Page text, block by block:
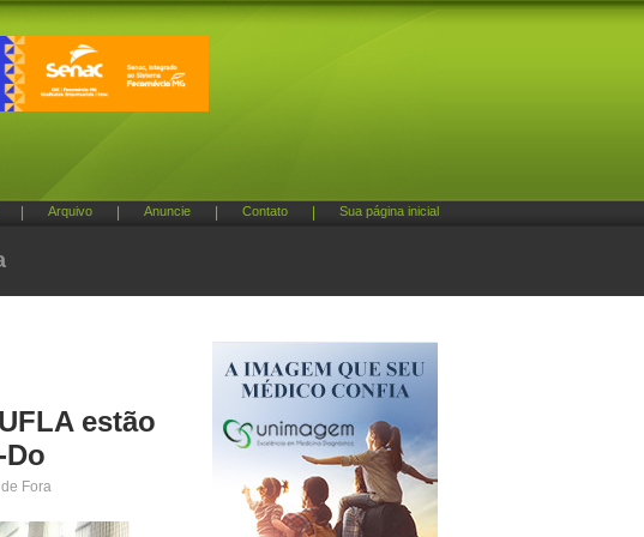
Arquivo Anuncie Contato Sua página inicial
estão
Fora